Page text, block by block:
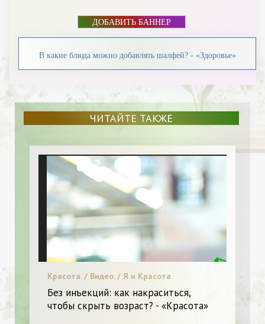
ДОБАВИТЬ БАННЕР
В какие блюда можно добавлять шалфей? - «Здоровье»
ЧИТАЙТЕ ТАКЖЕ
Красота. / Видео. / Я и Красота.
Без инъекций: как накраситься,
чтобы скрыть возраст? - «Красота»